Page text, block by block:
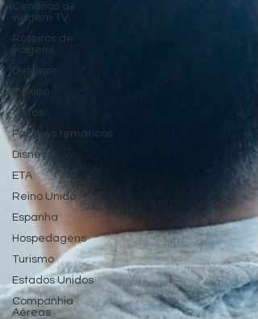
Cenários de
viagem TV
Roteiros de
viagens
Destinos
México
Vistos
Parques temáticos
Disney
ETA
Reino Unido
Espanha
Hospedagens
Turismo
Estados Unidos
Companhia
Aéreas